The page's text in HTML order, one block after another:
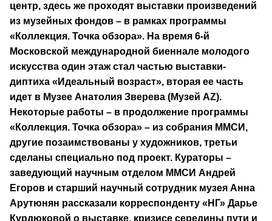
центр, здесь же проходят выставки произведений
из музейных фондов – в рамках программы
«Коллекция. Точка обзора». На время 6-й
Московской международной биеннале молодого
искусства один этаж стал частью выставки-
диптиха «Идеальный возраст», вторая ее часть
идет в Музее Анатолия Зверева (Музей AZ).
Некоторые работы – в продолжение программы
«Коллекция. Точка обзора» – из собрания ММСИ,
другие позаимствованы у художников, третьи
сделаны специально под проект. Кураторы –
заведующий научным отделом ММСИ Андрей
Егоров и старший научный сотрудник музея Анна
Арутюнян рассказали корреспонденту «НГ» Дарье
Курдюковой о выставке, кризисе середины пути и